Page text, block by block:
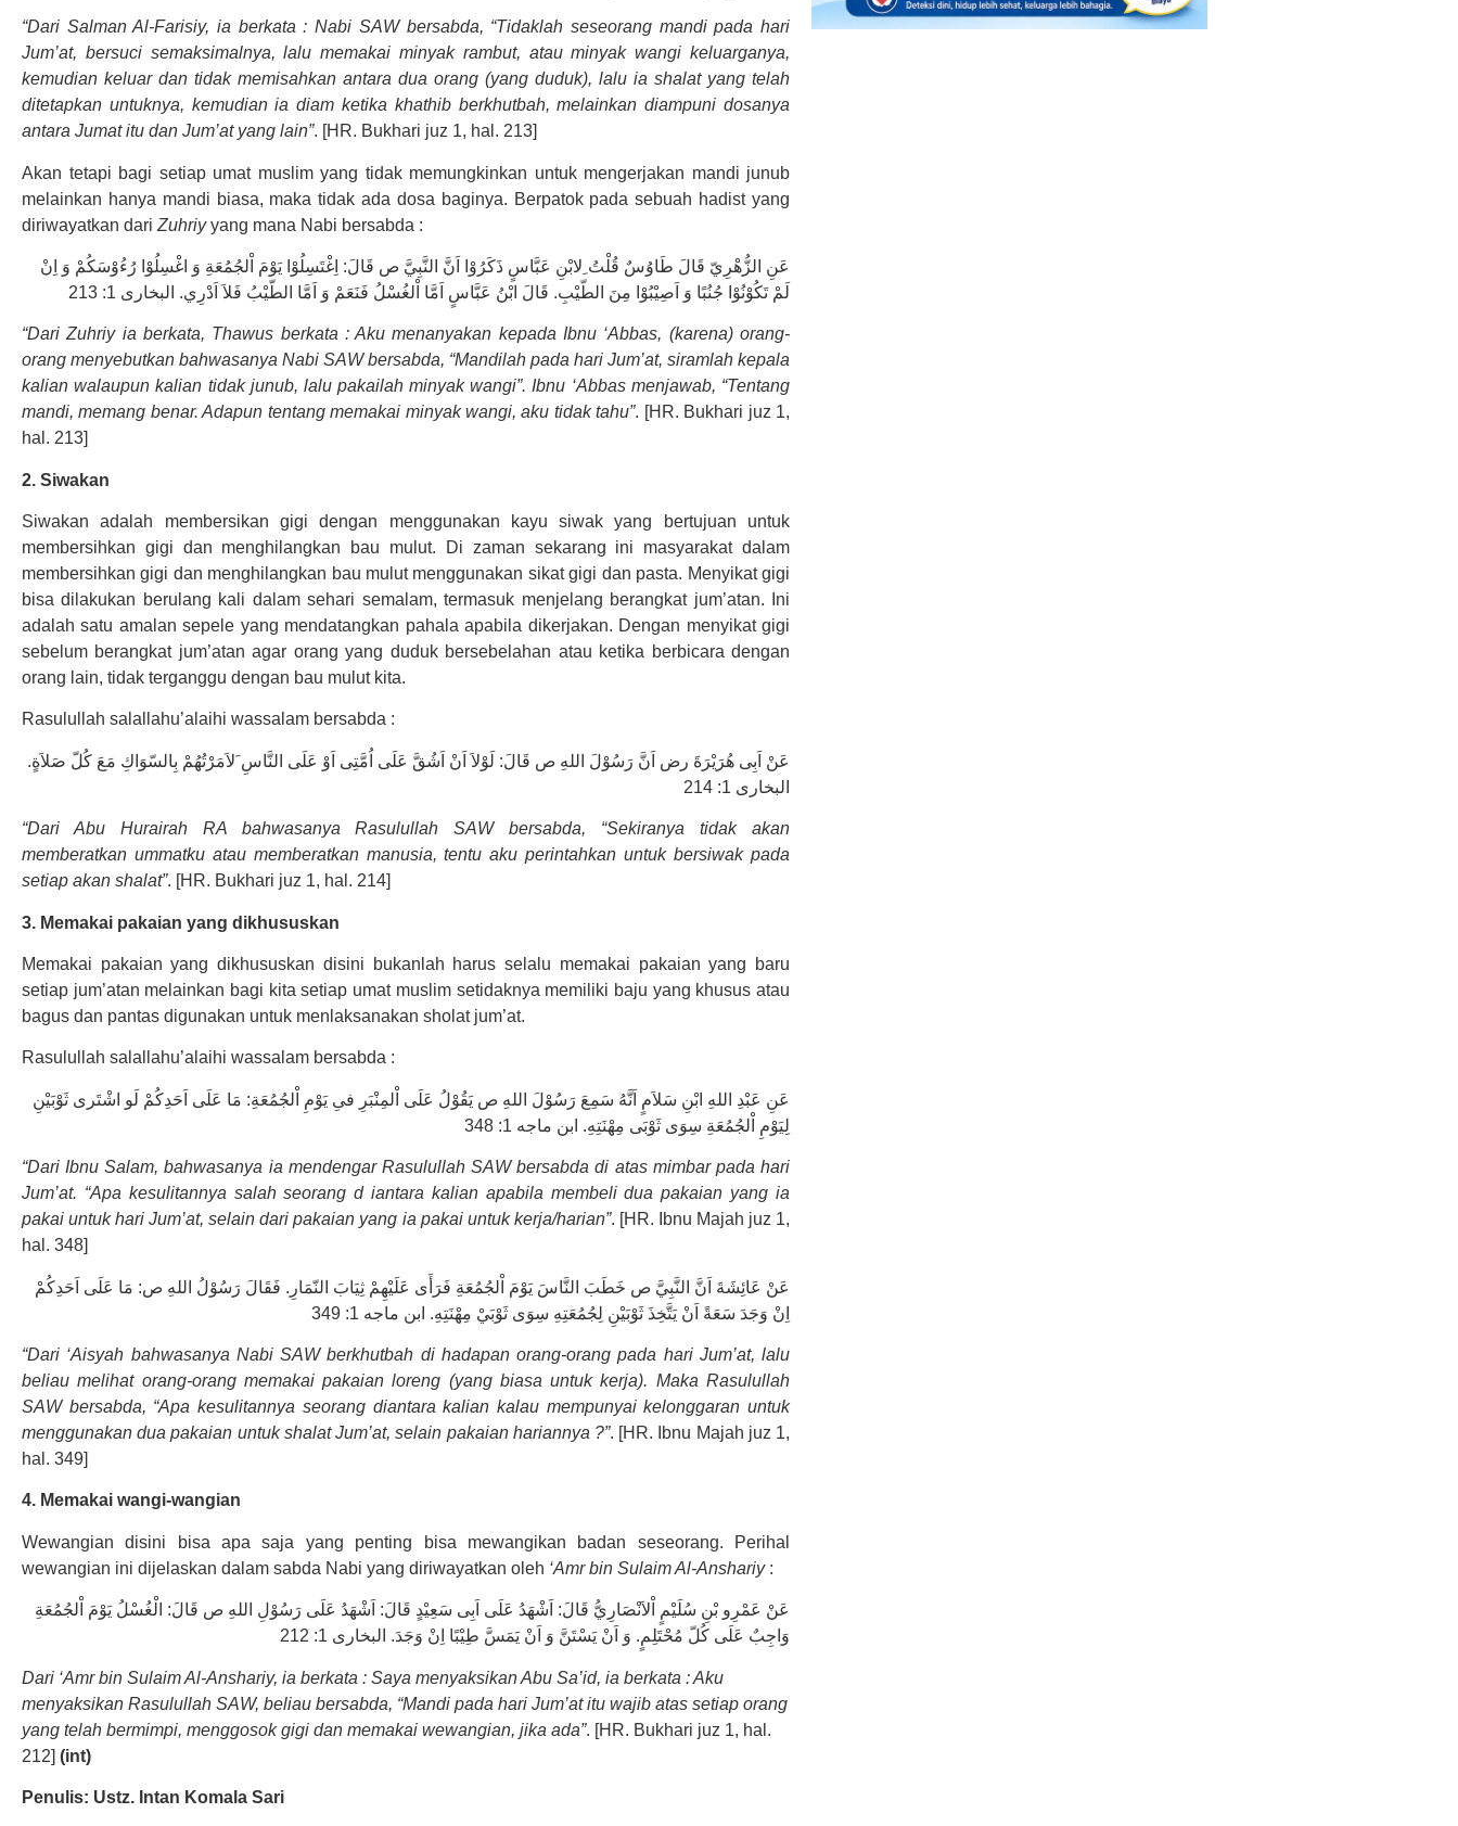
“Dari Salman Al-Farisiy, ia berkata : Nabi SAW bersabda, “Tidaklah seseorang mandi pada hari
Jum’at, bersuci semaksimalnya, lalu memakai minyak rambut, atau minyak wangi keluarganya,
kemudian keluar dan tidak memisahkan antara dua orang (yang duduk), lalu ia shalat yang telah
ditetapkan untuknya, kemudian ia diam ketika khathib berkhutbah, melainkan diampuni dosanya
antara Jumat itu dan Jum’at yang lain”. [HR. Bukhari juz 1, hal. 213]
Akan tetapi bagi setiap umat muslim yang tidak memungkinkan untuk mengerjakan mandi junub
melainkan hanya mandi biasa, maka tidak ada dosa baginya. Berpatok pada sebuah hadist yang
diriwayatkan dari Zuhriyyang mana Nabi bersabda :
عَنِ الزُّهْرِيّ قَالَ طَاوُسٌ قُلْتُ ِلابْنِ عَبَّاسٍ ذَكَرُوْا اَنَّ النَّبِيَّ ص قَالَ: اِغْتَسِلُوْا يَوْمَ اْلجُمُعَةِ وَ اغْسِلُوْا رُءُوْسَكُمْ وَ اِنْ
لَمْ تَكُوْنُوْا جُنُبًا وَ اَصِيْبُوْا مِنَ الطّيْبِ. قَالَ ابْنُ عَبَّاسٍ اَمَّا اْلغُسْلُ فَنَعَمْ وَ اَمَّا الطّيْبُ فَلاَ اَدْرِي. البخارى 1: 213
“Dari Zuhriy ia berkata, Thawus berkata : Aku menanyakan kepada Ibnu ‘Abbas, (karena) orang-
orang menyebutkan bahwasanya Nabi SAW bersabda, “Mandilah pada hari Jum’at, siramlah kepala
kalian walaupun kalian tidak junub, lalu pakailah minyak wangi”. Ibnu ‘Abbas menjawab, “Tentang
mandi, memang benar. Adapun tentang memakai minyak wangi, aku tidak tahu”. [HR. Bukhari juz 1,
hal. 213]
2. Siwakan
Siwakan adalah membersikan gigi dengan menggunakan kayu siwak yang bertujuan untuk
membersihkan gigi dan menghilangkan bau mulut. Di zaman sekarang ini masyarakat dalam
membersihkan gigi dan menghilangkan bau mulut menggunakan sikat gigi dan pasta. Menyikat gigi
bisa dilakukan berulang kali dalam sehari semalam, termasuk menjelang berangkat jum’atan. Ini
adalah satu amalan sepele yang mendatangkan pahala apabila dikerjakan. Dengan menyikat gigi
sebelum berangkat jum’atan agar orang yang duduk bersebelahan atau ketika berbicara dengan
orang lain, tidak terganggu dengan bau mulut kita.
Rasulullah salallahu’alaihi wassalam bersabda :
عَنْ اَبِى هُرَيْرَةَ رض اَنَّ رَسُوْلَ اللهِ ص قَالَ: لَوْلاَ اَنْ اَشُقَّ عَلَى اُمَّتِى اَوْ عَلَى النَّاسِ َلاَمَرْتُهُمْ بِالسّوَاكِ مَعَ كُلّ صَلاَةٍ.
البخارى 1: 214
“Dari Abu Hurairah RA bahwasanya Rasulullah SAW bersabda, “Sekiranya tidak akan
memberatkan ummatku atau memberatkan manusia, tentu aku perintahkan untuk bersiwak pada
setiap akan shalat”. [HR. Bukhari juz 1, hal. 214]
3. Memakai pakaian yang dikhususkan
Memakai pakaian yang dikhususkan disini bukanlah harus selalu memakai pakaian yang baru
setiap jum’atan melainkan bagi kita setiap umat muslim setidaknya memiliki baju yang khusus atau
bagus dan pantas digunakan untuk menlaksanakan sholat jum’at.
Rasulullah salallahu’alaihi wassalam bersabda :
عَنِ عَبْدِ اللهِ ابْنِ سَلاَمٍ اَنَّهُ سَمِعَ رَسُوْلَ اللهِ ص يَقُوْلُ عَلَى اْلمِنْبَرِ فىِ يَوْمِ اْلجُمُعَةِ: مَا عَلَى اَحَدِكُمْ لَو اشْتَرى ثَوْبَيْنِ
لِيَوْمِ اْلجُمُعَةِ سِوَى ثَوْبَى مِهْنَتِهِ. ابن ماجه 1: 348
“Dari Ibnu Salam, bahwasanya ia mendengar Rasulullah SAW bersabda di atas mimbar pada hari
Jum’at. “Apa kesulitannya salah seorang d iantara kalian apabila membeli dua pakaian yang ia
pakai untuk hari Jum’at, selain dari pakaian yang ia pakai untuk kerja/harian”. [HR. Ibnu Majah juz 1,
hal. 348]
عَنْ عَائِشَةَ اَنَّ النَّبِيَّ ص خَطَبَ النَّاسَ يَوْمَ اْلجُمُعَةِ فَرَأَى عَلَيْهِمْ ثِيَابَ النّمَارِ. فَقَالَ رَسُوْلُ اللهِ ص: مَا عَلَى اَحَدِكُمْ
اِنْ وَجَدَ سَعَةً اَنْ يَتَّخِذَ ثَوْبَيْنِ لِجُمُعَتِهِ سِوَى ثَوْبَيْ مِهْنَتِهِ. ابن ماجه 1: 349
“Dari ‘Aisyah bahwasanya Nabi SAW berkhutbah di hadapan orang-orang pada hari Jum’at, lalu
beliau melihat orang-orang memakai pakaian loreng (yang biasa untuk kerja). Maka Rasulullah
SAW bersabda, “Apa kesulitannya seorang diantara kalian kalau mempunyai kelonggaran untuk
menggunakan dua pakaian untuk shalat Jum’at, selain pakaian hariannya ?”. [HR. Ibnu Majah juz 1,
hal. 349]
4. Memakai wangi-wangian
Wewangian disini bisa apa saja yang penting bisa mewangikan badan seseorang. Perihal
wewangian ini dijelaskan dalam sabda Nabi yang diriwayatkan oleh ‘Amr bin Sulaim Al-Anshariy :
عَنْ عَمْرِو بْنِ سُلَيْمٍ اْلاَنْصَارِيُّ قَالَ: اَشْهَدُ عَلَى اَبِى سَعِيْدٍ قَالَ: اَشْهَدُ عَلَى رَسُوْلِ اللهِ ص قَالَ: الْغُسْلُ يَوْمَ اْلجُمُعَةِ
وَاجِبٌ عَلَى كُلّ مُحْتَلِمٍ. وَ اَنْ يَسْتَنَّ وَ اَنْ يَمَسَّ طِيْبًا اِنْ وَجَدَ. البخارى 1: 212
Dari ‘Amr bin Sulaim Al-Anshariy, ia berkata : Saya menyaksikan Abu Sa’id, ia berkata : Aku
menyaksikan Rasulullah SAW, beliau bersabda, “Mandi pada hari Jum’at itu wajib atas setiap orang
yang telah bermimpi, menggosok gigi dan memakai wewangian, jika ada”. [HR. Bukhari juz 1, hal.
212] (int)
Penulis: Ustz. Intan Komala Sari